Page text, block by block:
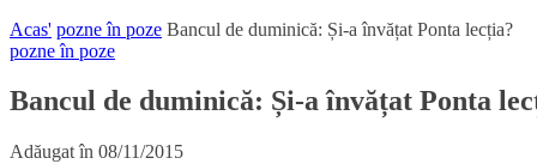
Acas' pozne în poze Bancul de duminică: Și-a învățat Ponta lecția?
pozne în poze
Bancul de duminică: Și-a învățat Ponta
Adăugat în 08/11/2015